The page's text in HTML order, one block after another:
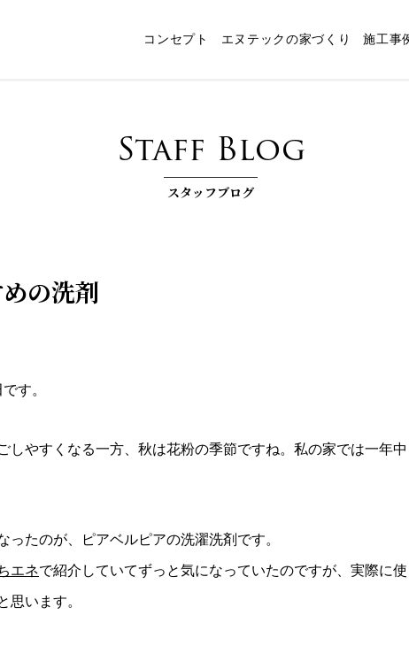
コンセプト エヌテックの家づくり 施工事
Staff Blog
スタッフブログ
の洗剤
す。
しやすくなる一方、秋は花粉の季節ですね。私の家では一年
ったのが、ピアベルピアの洗濯洗剤です。
エネで紹介していてずっと気になっていたのですが、実際に
思います。